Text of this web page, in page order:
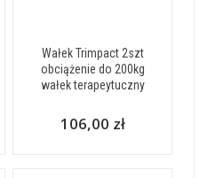
Wałek Trimpact 2szt
obciążenie do 200kg
wałek terapeytuczny
106,00 zł